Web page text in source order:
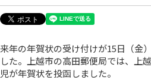
来年の年賀状の受け付けが15日（金
した。上越市の高田郵便局では、上
児が年賀状を投函しました。